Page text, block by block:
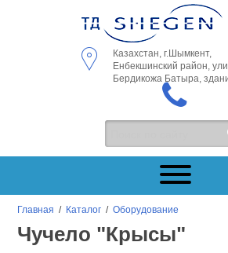
Казахстан, г.Шымкент,
Енбекшинский район,
Бердикожа Батыра,
Главная / Каталог /Оборудование
Чучело "Крысы"